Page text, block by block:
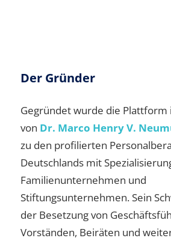
Der Gründer
Gegründet wurde die Plattform
von Dr. Marco Henry V.
zu den profilierten
Deutschlands mit
Familienunternehmen und
Stiftungsunternehmen. Sein
der Besetzung von
Vorständen, Beiräten und